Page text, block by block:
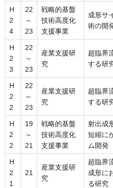
H
2
4
22
～
23
戦略的基盤
技術高度化
支援事業
成形サ
術の開
H
2
3
22
～
23
産業支援研
究
超臨界
する研
H
2
2
22
～
23
産業支援研
究
超臨界
する研
H
2
2
19
～
21
戦略的基盤
技術高度化
支援事業
射出成
短縮に
ム開発
H
2
1
21
産業支援研
究
超臨界
成形に
る研究